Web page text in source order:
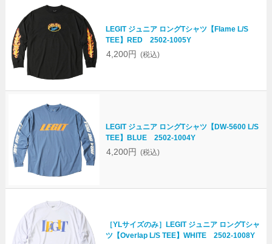
LEGIT ジュニア ロングTシャツ【Flame L/S
TEE】RED 2502-1005Y
4,200円 (税込)
LEGIT ジュニア ロングTシャツ【DW-5600 L/S
TEE】BLUE 2502-1004Y
4,200円 (税込)
［YLサイズのみ］LEGIT ジュニア ロングTシャ
ツ【Overlap L/S TEE】WHITE 2502-1008Y